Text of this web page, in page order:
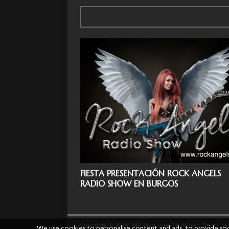
FIESTA PRESENTACIÓN ROCK ANGELS
RADIO SHOW EN BURGOS
Copyright © 2026 | MH Magazine WordPress Theme by